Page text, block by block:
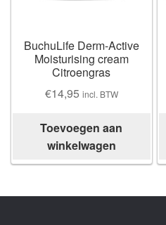
Skimmelberg
Cape Kingdom
Mandela Tea
BuchuLife Derm-Active
Moisturising cream
Citroengras
€14,95 incl. BTW
Toevoegen aan
winkelwagen